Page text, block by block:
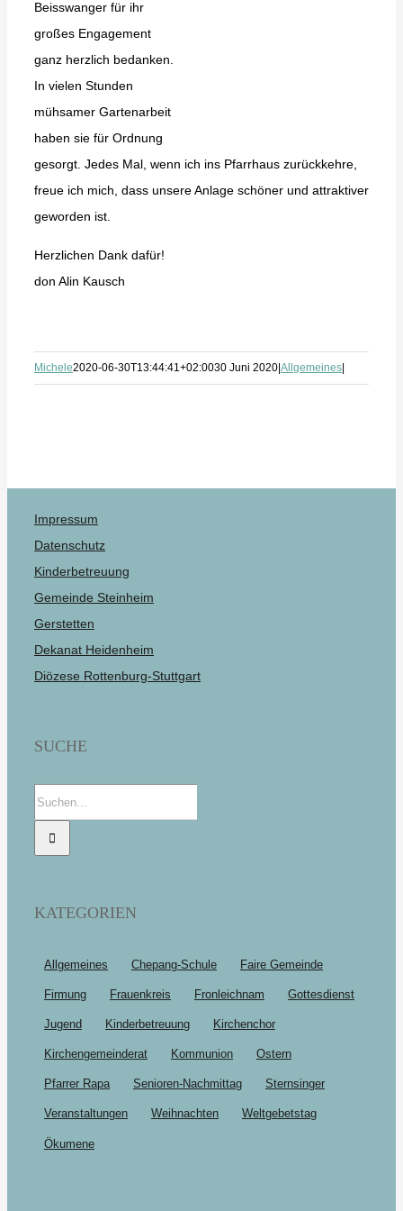
Beisswanger für ihr
großes Engagement
ganz herzlich bedanken.
In vielen Stunden
mühsamer Gartenarbeit
haben sie für Ordnung
gesorgt. Jedes Mal, wenn ich ins Pfarrhaus zurückkehre,
freue ich mich, dass unsere Anlage schöner und attraktiver
geworden ist.
Herzlichen Dank dafür!
don Alin Kausch
Michele2020-06-30T13:44:41+02:0030 Juni 2020 Allgemeines
Impressum
Datenschutz
Kinderbetreuung
Gemeinde Steinheim
Gerstetten
Dekanat Heidenheim
Diözese Rottenburg-Stuttgart
SUCHE
Suche
nach:
KATEGORIEN
Allgemeines Chepang-Schule Faire Gemeinde
Firmung Frauenkreis Fronleichnam Gottesdienst
Jugend Kinderbetreuung Kirchenchor
Kirchengemeinderat Kommunion Ostern
Pfarrer Rapa Senioren-Nachmittag Sternsinger
Veranstaltungen Weihnachten Weltgebetstag
Ökumene